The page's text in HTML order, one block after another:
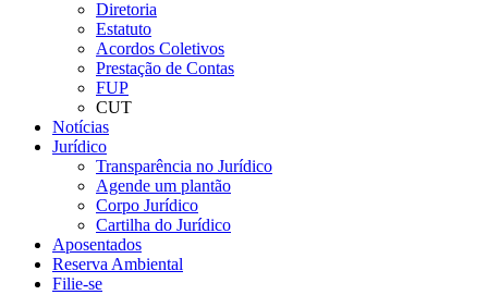
Diretoria
Estatuto
Acordos Coletivos
Prestação de Contas
FUP
CUT
Notícias
Jurídico
Transparência no Jurídico
Agende um plantão
Corpo Jurídico
Cartilha do Jurídico
Aposentados
Reserva Ambiental
Filie-se